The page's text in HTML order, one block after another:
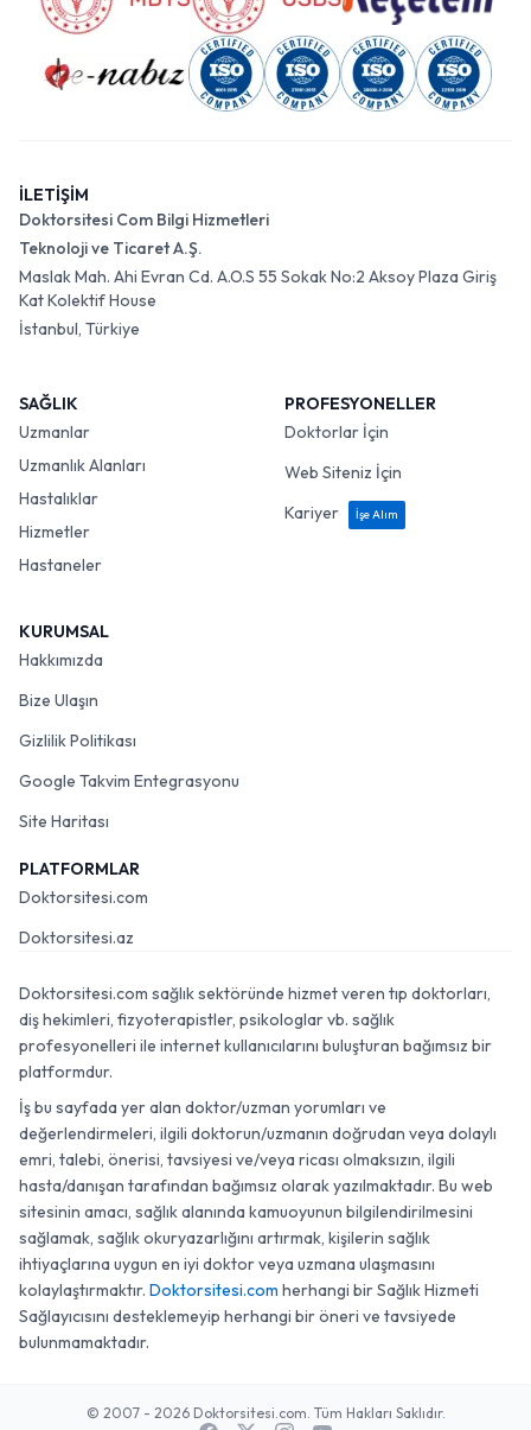
İLETİŞİM
Doktorsitesi Com Bilgi Hizmetleri
Teknoloji ve Ticaret A.Ş.
Maslak Mah. Ahi Evran Cd. A.O.S 55 Sokak No:2 Aksoy Plaza Giriş
Kat Kolektif House
İstanbul, Türkiye
SAĞLIK
Uzmanlar
Uzmanlık Alanları
Hastalıklar
Hizmetler
Hastaneler
PROFESYONELLER
Doktorlar İçin
Web Siteniz İçin
Kariyer
İşe Alım
KURUMSAL
Hakkımızda
Bize Ulaşın
Gizlilik Politikası
Google Takvim Entegrasyonu
Site Haritası
PLATFORMLAR
Doktorsitesi.com
Doktorsitesi.az
Doktorsitesi.com sağlık sektöründe hizmet veren tıp doktorları,
diş hekimleri, fizyoterapistler, psikologlar vb. sağlık
profesyonelleri ile internet kullanıcılarını buluşturan bağımsız bir
platformdur.
İş bu sayfada yer alan doktor/uzman yorumları ve
değerlendirmeleri, ilgili doktorun/uzmanın doğrudan veya dolaylı
emri, talebi, önerisi, tavsiyesi ve/veya ricası olmaksızın, ilgili
hasta/danışan tarafından bağımsız olarak yazılmaktadır. Bu web
sitesinin amacı, sağlık alanında kamuoyunun bilgilendirilmesini
sağlamak, sağlık okuryazarlığını artırmak, kişilerin sağlık
ihtiyaçlarına uygun en iyi doktor veya uzmana ulaşmasını
kolaylaştırmaktır. Doktorsitesi.com herhangi bir Sağlık Hizmeti
Sağlayıcısını desteklemeyip herhangi bir öneri ve tavsiyede
bulunmamaktadır.
© 2007 - 2026 Doktorsitesi.com. Tüm Hakları Saklıdır.